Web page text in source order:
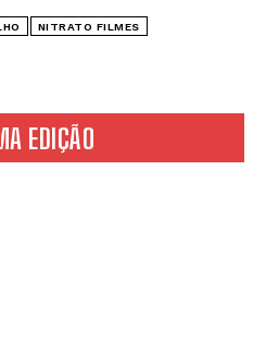
EDIÇÃO
NITRATO FILMES